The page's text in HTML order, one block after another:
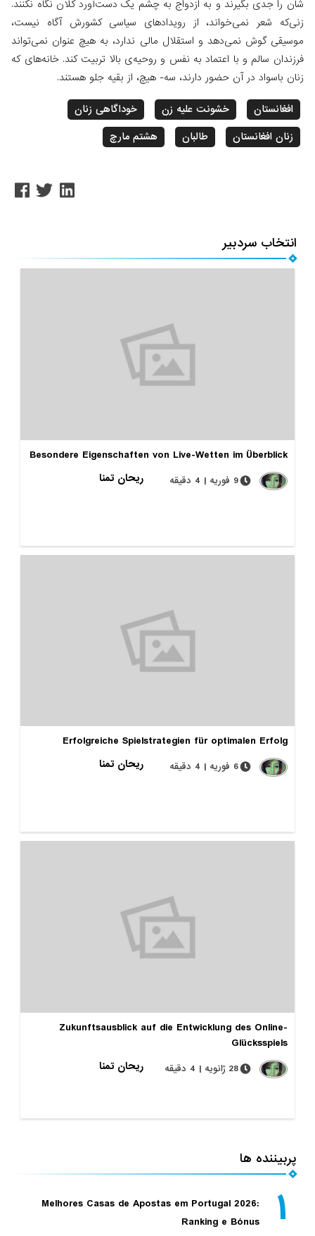
شان را جدی بگیرند و به ازدواج به چشم یک دست‌آورد کلان نگاه نکنند.
زنی‌که شعر نمی‌خواند، از رویدادهای سیاسی کشورش آگاه نیست،
موسیقی گوش نمی‌دهد و استقلال مالی ندارد، به هیچ عنوان نمی‌تواند
فرزندان سالم و با اعتماد به نفس و روحیه‌‌ی بالا تربیت کند. خانه‌های که
زنان باسواد در آن حضور دارند، سه- هیچ، از بقیه جلو هستند.
افغانستان خشونت علیه زن
خوداگاهی زنان
زنان افغانستان
طالبان هشتم مارچ
انتخاب سردبیر
Besondere Eigenschaften von Live-Wetten im Überblick
ریحان تمنا
9 فوریه | 4 دقیقه
Erfolgreiche Spielstrategien für optimalen Erfolg
ریحان تمنا
6 فوریه | 4 دقیقه
Zukunftsausblick auf die Entwicklung des Online-
Glücksspiels
ریحان تمنا
28 ژانویه | 4 دقیقه
پربیننده ها
۱
Melhores Casas de Apostas em Portugal 2026:
Ranking e Bónus